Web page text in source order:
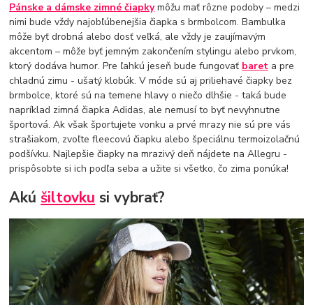
Pánske a dámske zimné čiapkymôžu mať rôzne podoby – medzi
nimi bude vždy najobľúbenejšia čiapka s brmbolcom. Bambulka
môže byť drobná alebo dosť veľká, ale vždy je zaujímavým
akcentom – môže byť jemným zakončením stylingu alebo prvkom,
ktorý dodáva humor. Pre ľahkú jeseň bude fungovať baret a pre
chladnú zimu - ušatý klobúk. V móde sú aj priliehavé čiapky bez
brmbolce, ktoré sú na temene hlavy o niečo dlhšie - taká bude
napríklad zimná čiapka Adidas, ale nemusí to byť nevyhnutne
športová. Ak však športujete vonku a prvé mrazy nie sú pre vás
strašiakom, zvoľte fleecovú čiapku alebo špeciálnu termoizolačnú
podšívku. Najlepšie čiapky na mrazivý deň nájdete na Allegru -
prispôsobte si ich podľa seba a užite si všetko, čo zima ponúka!
Akú šiltovku si vybrať?